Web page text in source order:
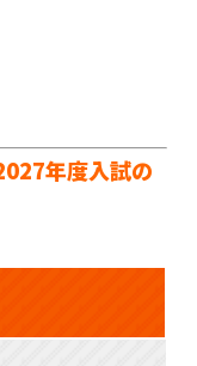
年度入試の